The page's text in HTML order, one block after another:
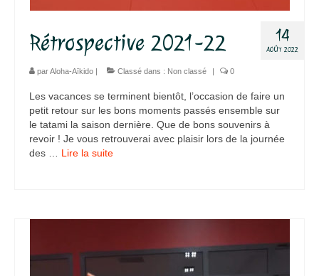
Inscription en ligne
Photos-Presse
Liens
14
AOÛT 2022
Rétrospective 2021-22
parAloha-Aïkido | Classé dans : Non classé | 0
Les vacances se terminent bientôt, l’occasion de faire un
petit retour sur les bons moments passés ensemble sur
le tatami la saison dernière. Que de bons souvenirs à
revoir ! Je vous retrouverai avec plaisir lors de la journée
des … Lire la suite­­